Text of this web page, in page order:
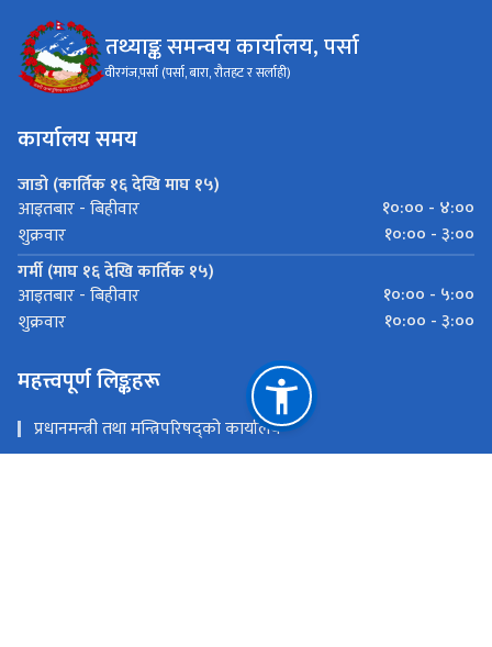
तथ्याङ्क समन्वय कार्यालय, पर्सा
वीरगंज,पर्सा (पर्सा, बारा, रौतहट र सर्लाही)
कार्यालय समय
जाडो (कार्तिक १६ देखि माघ १५)
आइतबार - बिहीवार
१०:०० - ४:००
शुक्रवार
१०:०० - ३:००
गर्मी (माघ १६ देखि कार्तिक १५)
आइतबार - बिहीवार
१०:०० - ५:००
शुक्रवार
१०:०० - ३:००
महत्त्वपूर्ण लिङ्कहरू
प्रधानमन्त्री तथा मन्त्रिपरिषद्को कार्यालय